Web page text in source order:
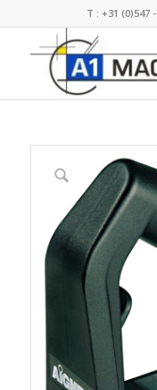
T :+31 (0)547